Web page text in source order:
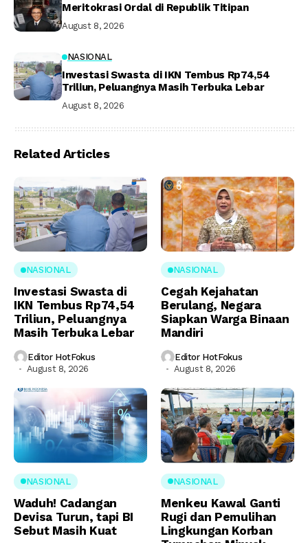
Meritokrasi Ordal di Republik Titipan
August 8, 2026
NASIONAL
Investasi Swasta di IKN Tembus Rp74,54
Triliun, Peluangnya Masih Terbuka Lebar
August 8, 2026
Related Articles
NASIONAL
Investasi Swasta di
IKN Tembus Rp74,54
Triliun, Peluangnya
Masih Terbuka Lebar
Editor HotFokus
August 8, 2026
NASIONAL
Cegah Kejahatan
Berulang, Negara
Siapkan Warga Binaan
Mandiri
Editor HotFokus
August 8, 2026
NASIONAL
Waduh! Cadangan
Devisa Turun, tapi BI
Sebut Masih Kuat
NASIONAL
Menkeu Kawal Ganti
Rugi dan Pemulihan
Lingkungan Korban